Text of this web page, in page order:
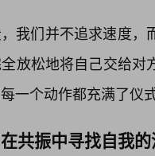
我们并不追求速度
放松地将自己交给
一个动作都充满了仪
共振中寻找自我